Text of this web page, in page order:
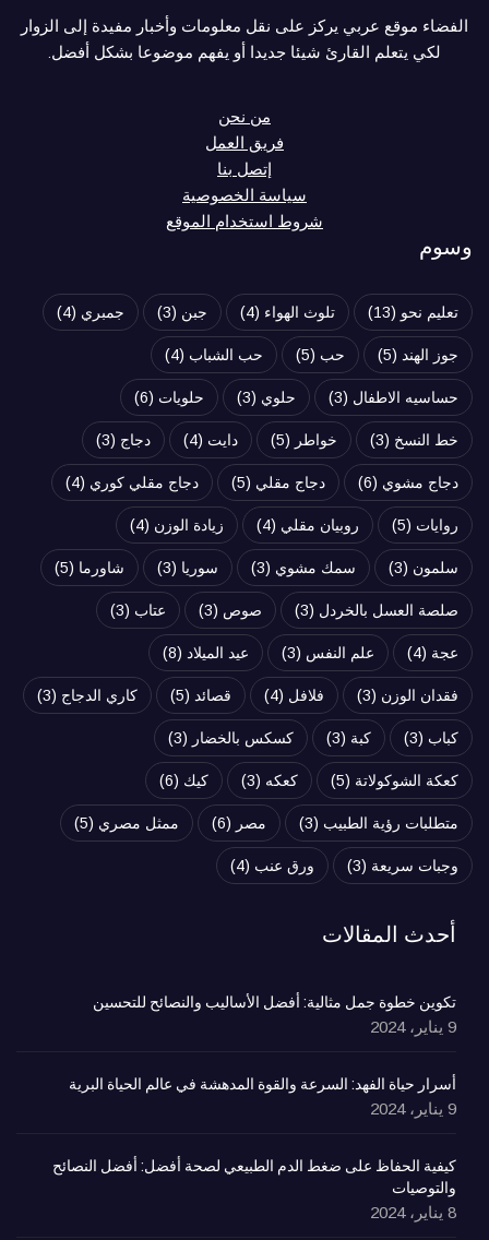
الفضاء موقع عربي يركز على نقل معلومات وأخبار مفيدة إلى الزوار
لكي يتعلم القارئ شيئا جديدا أو يفهم موضوعا بشكل أفضل.
من نحن
فريق العمل
إتصل بنا
سياسة الخصوصية
شروط استخدام الموقع
وسوم
تعليم نحو (13) تلوث الهواء (4) جبن (3) جمبري (4)
جوز الهند (5) حب (5) حب الشباب (4)
حساسيه الاطفال (3) حلوي (3) حلويات (6)
خط النسخ (3) خواطر (5) دايت (4) دجاج (3)
دجاج مشوي (6) دجاج مقلي (5) دجاج مقلي كوري (4)
روايات (5) روبيان مقلي (4) زيادة الوزن (4)
سلمون (3) سمك مشوي (3) سوريا (3) شاورما (5)
صلصة العسل بالخردل (3) صوص (3) عتاب (3)
عجة (4) علم النفس (3) عيد الميلاد (8)
فقدان الوزن (3) فلافل (4) قصائد (5) كاري الدجاج (3)
كباب (3) كبة (3) كسكس بالخضار (3)
كعكة الشوكولاتة (5) كعكه (3) كيك (6)
متطلبات رؤية الطبيب (3) مصر (6) ممثل مصري (5)
وجبات سريعة (3) ورق عنب (4)
أحدث المقالات
تكوين خطوة جمل مثالية: أفضل الأساليب والنصائح للتحسين
9 يناير، 2024
أسرار حياة الفهد: السرعة والقوة المدهشة في عالم الحياة البرية
9 يناير، 2024
كيفية الحفاظ على ضغط الدم الطبيعي لصحة أفضل: أفضل النصائح
والتوصيات
8 يناير، 2024